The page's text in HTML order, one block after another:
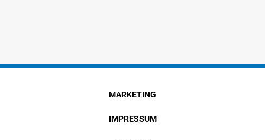
MARKETING
IMPRESSUM